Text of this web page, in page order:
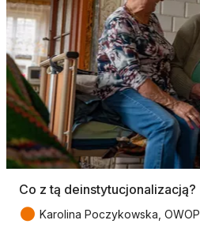
Co z tą deinstytucjonalizacją?
● Karolina Poczykowska, OWOP